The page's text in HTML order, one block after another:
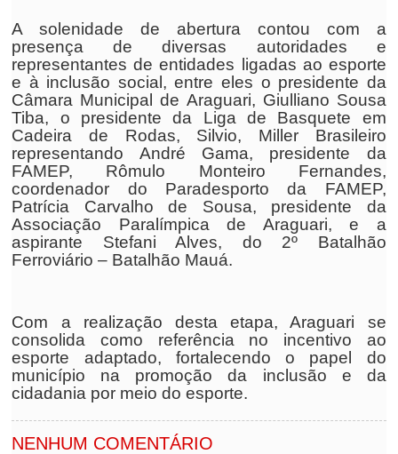
A solenidade de abertura contou com a
presença de diversas autoridades e
representantes de entidades ligadas ao esporte
e à inclusão social, entre eles o presidente da
Câmara Municipal de Araguari, Giulliano Sousa
Tiba, o presidente da Liga de Basquete em
Cadeira de Rodas, Silvio, Miller Brasileiro
representando André Gama, presidente da
FAMEP, Rômulo Monteiro Fernandes,
coordenador do Paradesporto da FAMEP,
Patrícia Carvalho de Sousa, presidente da
Associação Paralímpica de Araguari, e a
aspirante Stefani Alves, do 2º Batalhão
Ferroviário – Batalhão Mauá.
Com a realização desta etapa, Araguari se
consolida como referência no incentivo ao
esporte adaptado, fortalecendo o papel do
município na promoção da inclusão e da
cidadania por meio do esporte.
NENHUM COMENTÁRIO